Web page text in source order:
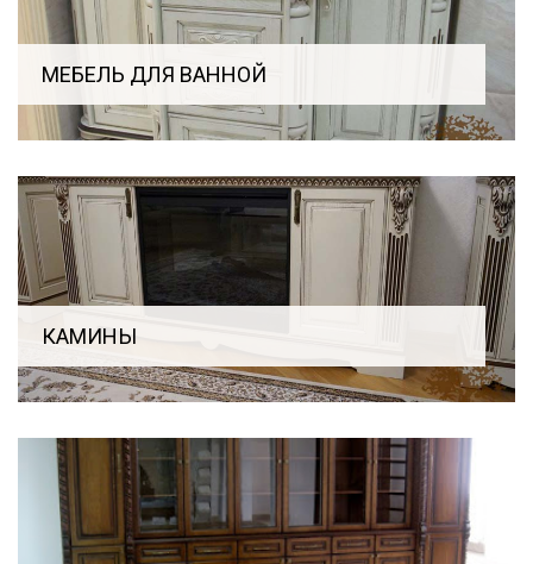
МЕБЕЛЬ ДЛЯ ВАННОЙ
КАМИНЫ